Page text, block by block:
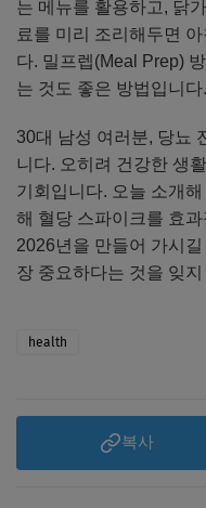
는 메뉴를 활용하고, 닭
료를 미리 조리해두면
다. 밀프렙(Meal Prep)
는 것도 좋은 방법입니다.
30대 남성 여러분, 당뇨
니다. 오히려 건강한 생
기회입니다. 오늘 소개
해 혈당 스파이크를 효
2026년을 만들어 가시
장 중요하다는 것을 잊지
health
복사